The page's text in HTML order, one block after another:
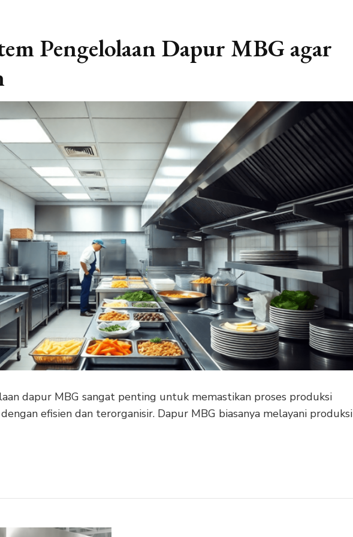
Pengelolaan Dapur MBG agar
dapur MBG sangat penting untuk memastikan proses produksi
efisien dan terorganisir. Dapur MBG biasanya melayani produksi